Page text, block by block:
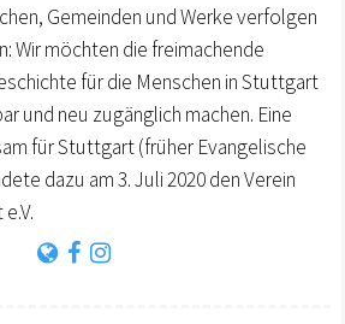
Gemeinden und Werke verfolgen
Wir möchten die freimachende
für die Menschen in Stuttgart
und neu zugänglich machen. Eine
für Stuttgart (früher Evangelische
dazu am 3. Juli 2020 den Verein